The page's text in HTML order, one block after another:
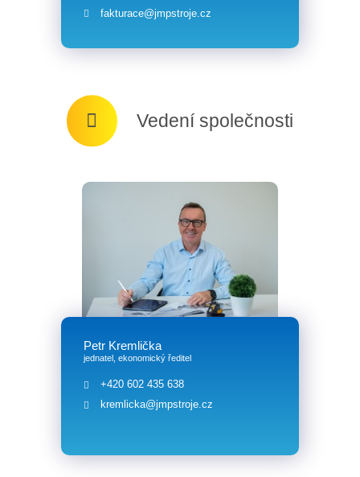
fakturace@jmpstroje.cz
Vedení společnosti
Petr Kremlička
jednatel, ekonomický ředitel
+420 602 435 638
kremlicka@jmpstroje.cz